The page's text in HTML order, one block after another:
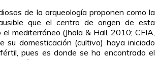
de la arqueología proponen como la
que el centro de origen de esta
mediterráneo (Jhala & Hall, 2010; CFIA,
su domesticación (cultivo) haya iniciado
pues es donde se ha encontrado el